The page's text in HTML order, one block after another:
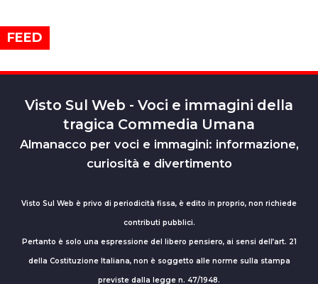
FEED
Visto Sul Web - Voci e immagini della
tragica Commedia Umana
Almanacco per voci e immagini: informazione,
curiosità e divertimento
Visto Sul Web è privo di periodicità fissa, è edito in proprio, non richiede
contributi pubblici.
Pertanto è solo una espressione del libero pensiero, ai sensi dell’art. 21
della Costituzione Italiana, non è soggetto alle norme sulla stampa
previste dalla legge n. 47/1948.